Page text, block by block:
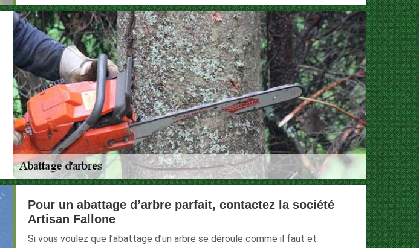
Pour un abattage d’arbre parfait, contactez la société
Artisan Fallone
Si vous voulez que l’abattage d’un arbre se déroule comme il faut et